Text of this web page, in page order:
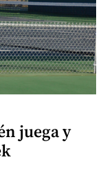
juega y